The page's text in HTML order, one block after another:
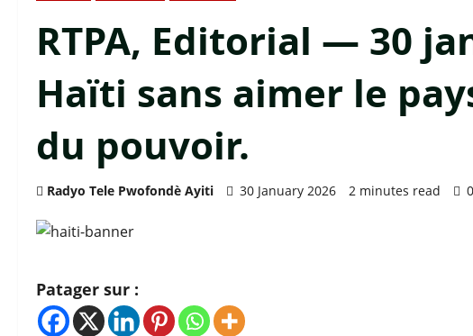
RTPA, Editorial — 30
Haïti sans aimer le
du pouvoir.
Radyo Tele Pwofondè Ayiti 30 January 2026 2 minutes read 0
Patager sur :